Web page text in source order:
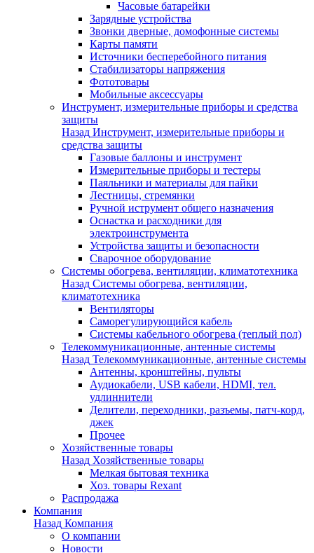
Часовые батарейки
Зарядные устройства
Звонки дверные, домофонные системы
Карты памяти
Источники бесперебойного питания
Стабилизаторы напряжения
Фототовары
Мобильные аксессуары
Инструмент, измерительные приборы и средства
защиты
Назад Инструмент, измерительные приборы и
средства защиты
Газовые баллоны и инструмент
Измерительные приборы и тестеры
Паяльники и материалы для пайки
Лестницы, стремянки
Ручной иструмент общего назначения
Оснастка и расходники для
электроинструмента
Устройства защиты и безопасности
Сварочное оборудование
Системы обогрева, вентиляции, климатотехника
Назад Системы обогрева, вентиляции,
климатотехника
Вентиляторы
Саморегулирующийся кабель
Системы кабельного обогрева (теплый пол)
Телекоммуникационные, антенные системы
Назад Телекоммуникационные, антенные системы
Антенны, кронштейны, пульты
Аудиокабели, USB кабели, HDMI, тел.
удлиннители
Делители, переходники, разъемы, патч-корд,
джек
Прочее
Хозяйственные товары
Назад Хозяйственные товары
Мелкая бытовая техника
Хоз. товары Rexant
Распродажа
Компания
Назад Компания
О компании
Новости